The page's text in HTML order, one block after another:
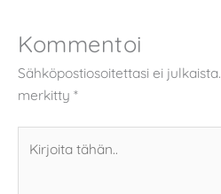
Kommentoi
Sähköpostiosoitettasi ei julkaista.
merkitty *
tähän..